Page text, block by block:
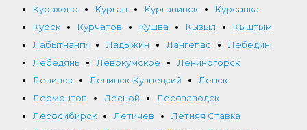
Курахово
Курган Курганинск
Курсавка
Курск
Курчатов Кушва Кызыл
Кыштым
Лабытнанги
Ладыжин Лангепас
Лебедин
Лебедянь
Левокумское
Лениногорск
Ленинск
Ленинск-Кузнецкий
Ленск
Лермонтов
Лесной
Лесозаводск
Лесосибирск
Летичев
Летняя Ставка